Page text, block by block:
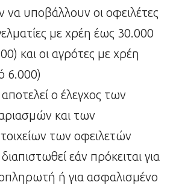
υποβάλλουν οι οφειλέτες
με χρέη έως 30.000
και οι αγρότες με χρέη
6.000)
ο έλεγχος των
και των
των οφειλετών
εάν πρόκειται για
ή για ασφαλισμένο